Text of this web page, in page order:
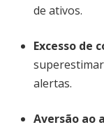
de ativos.
Excesso de
alertas.
Aversão ao